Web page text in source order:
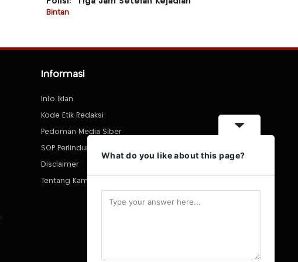
Bintan
Informasi
Info Iklan
Kode Etik Redaksi
Pedoman Media Siber
SOP Perlindungan Wartawan
Disclaimer
Tentang Kami
What do you like about this page?